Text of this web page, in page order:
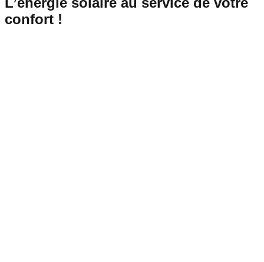
confort !